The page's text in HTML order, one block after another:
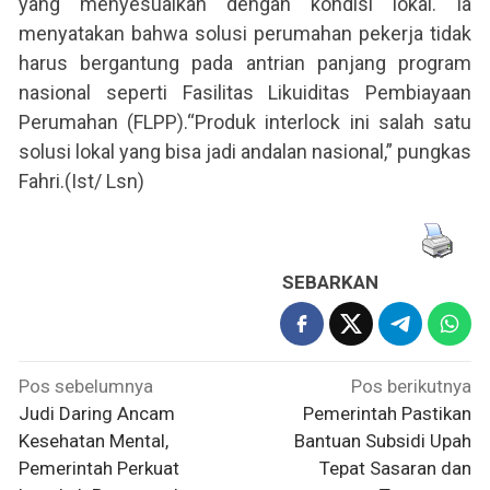
menyatakan bahwa solusi perumahan pekerja tidak
harus bergantung pada antrian panjang program
nasional seperti Fasilitas Likuiditas Pembiayaan
Perumahan (FLPP).“Produk interlock ini salah satu
solusi lokal yang bisa jadi andalan nasional,” pungkas
Fahri.(Ist/ Lsn)
SEBARKAN
Navigasi
pos
Pos sebelumnya
Judi Daring Ancam
Kesehatan Mental,
Pemerintah Perkuat
Pos berikutnya
Pemerintah Pastikan
Bantuan Subsidi Upah
Tepat Sasaran dan